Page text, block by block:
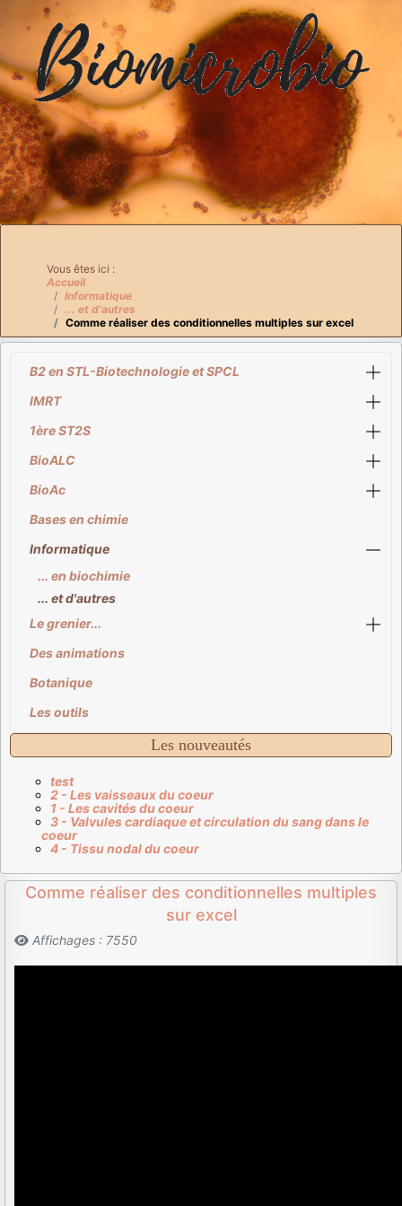
Vous êtes ici :
Accueil
Informatique
... et d'autres
Comme réaliser des conditionnelles multiples sur excel
B2 en STL-Biotechnologie et SPCL
IMRT
1ère ST2S
BioALC
BioAc
Bases en chimie
Informatique
... en biochimie
... et d'autres
Le grenier...
Des animations
Botanique
Les outils
Les nouveautés
test
2 - Les vaisseaux du coeur
1 - Les cavités du coeur
3 - Valvules cardiaque et circulation du sang dans le
coeur
4 - Tissu nodal du coeur
Comme réaliser des conditionnelles multiples
sur excel
Affichages : 7550